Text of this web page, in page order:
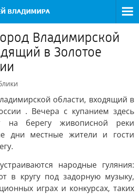
Владимирской
в Золотое
области, входящий в
. Вечера с купанием здесь
на берегу живописной реки
дни местные жители и гости
народные гуляния:
в кругу под задорную музыку,
играх и конкурсах, таких